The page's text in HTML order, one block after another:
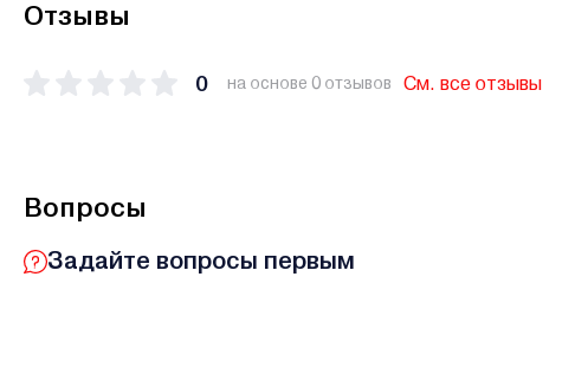
Отзывы
0 на основе 0 отзывов См. все отзывы
Вопросы
Задайте вопросы первым